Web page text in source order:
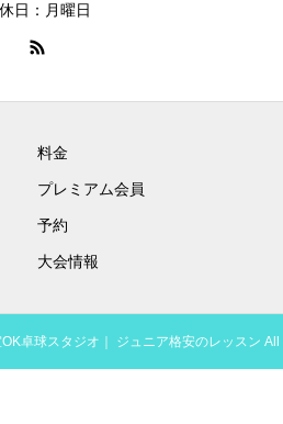
日：月曜日
料金
プレミアム会員
予約
大会情報
卓球スタジオ｜ ジュニア格安のレッスン All